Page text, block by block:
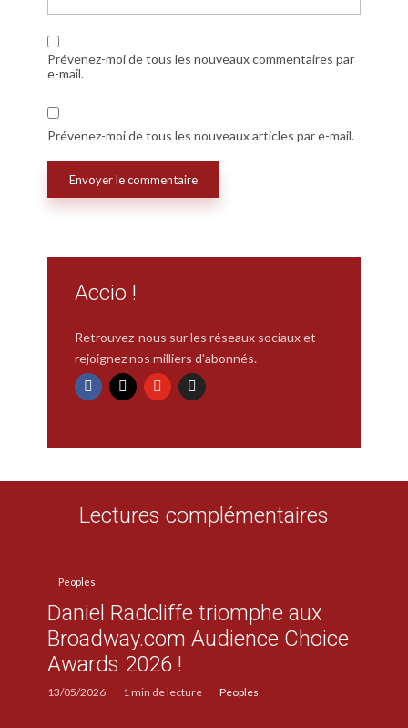
Prévenez-moi de tous les nouveaux commentaires par
e-mail.
Prévenez-moi de tous les nouveaux articles par e-mail.
Accio !
Retrouvez-nous sur les réseaux sociaux et
rejoignez nos milliers d'abonnés.
Lectures complémentaires
Peoples
Daniel Radcliffe triomphe aux
Broadway.com Audience Choice
Awards 2026 !
13/05/2026 1 min de lecture Peoples